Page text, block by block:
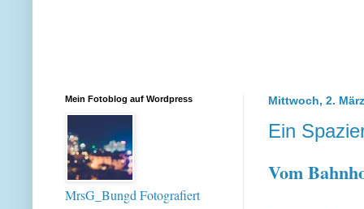
Mittwoch, 2.
Ein
Vom
Mein Fotoblog auf Wordpress
MrsG_Bungd Fotografiert